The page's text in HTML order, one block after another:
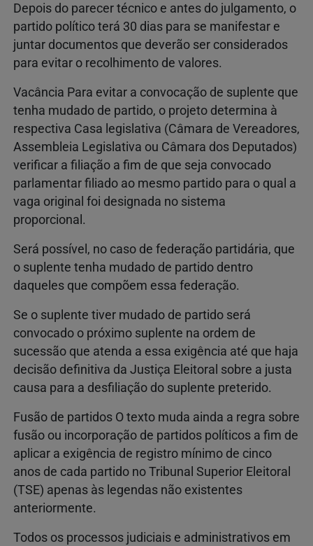
Depois do parecer técnico e antes do julgamento, o
partido político terá 30 dias para se manifestar e
juntar documentos que deverão ser considerados
para evitar o recolhimento de valores.
Vacância Para evitar a convocação de suplente que
tenha mudado de partido, o projeto determina à
respectiva Casa legislativa (Câmara de Vereadores,
Assembleia Legislativa ou Câmara dos Deputados)
verificar a filiação a fim de que seja convocado
parlamentar filiado ao mesmo partido para o qual a
vaga original foi designada no sistema
proporcional.
Será possível, no caso de federação partidária, que
o suplente tenha mudado de partido dentro
daqueles que compõem essa federação.
Se o suplente tiver mudado de partido será
convocado o próximo suplente na ordem de
sucessão que atenda a essa exigência até que haja
decisão definitiva da Justiça Eleitoral sobre a justa
causa para a desfiliação do suplente preterido.
Fusão de partidos O texto muda ainda a regra sobre
fusão ou incorporação de partidos políticos a fim de
aplicar a exigência de registro mínimo de cinco
anos de cada partido no Tribunal Superior Eleitoral
(TSE) apenas às legendas não existentes
anteriormente.
Todos os processos judiciais e administrativos em